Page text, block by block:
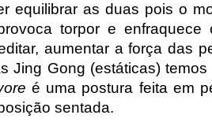
equilibrar as duas pois o
torpor e
aumentar a força das
Jing Gong (estáticas)
é uma postura feita em
sentada.